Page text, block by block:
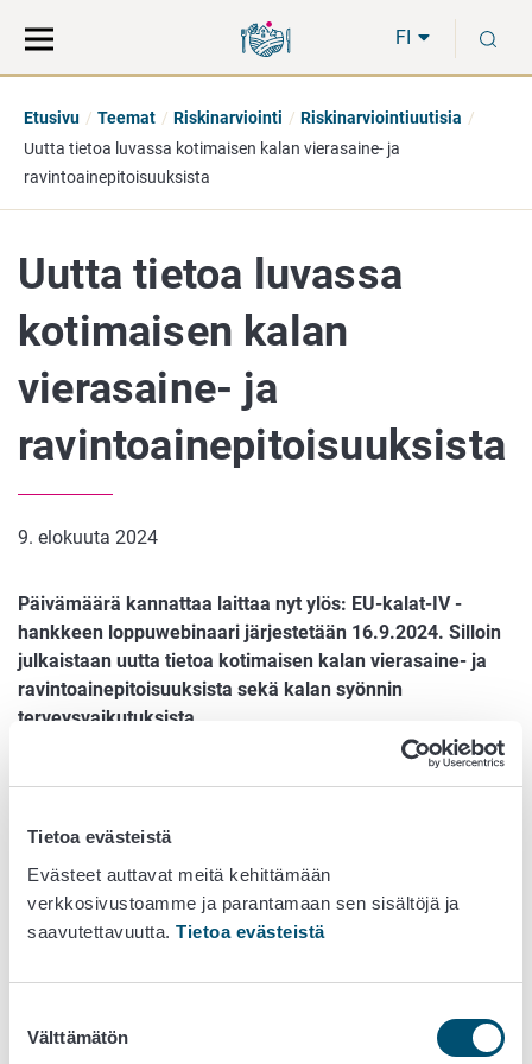
Tietoa evästeistä
Evästeet auttavat meitä kehittämään
verkkosivustoamme ja parantamaan sen sisältöjä ja
saavutettavuutta. Tietoa evästeistä
valinta
Välttämätön
suoraan
sisältöön
koko
sivuston
FI
Etusivu Teemat Riskinarviointi
Riskinarviointiuutisia
Uutta tietoa luvassa kotimaisen kalan vierasaine- ja
ravintoainepitoisuuksista
Uutta tietoa luvassa
kotimaisen kalan
vierasaine- ja
ravintoainepitoisuuksista
9. elokuuta 2024
Päivämäärä kannattaa laittaa nyt ylös: EU-kalat-IV -
hankkeen loppuwebinaari järjestetään 16.9.2024. Silloin
julkaistaan uutta tietoa kotimaisen kalan vierasaine- ja
ravintoainepitoisuuksista sekä kalan syönnin
terveysvaikutuksista.
EU-kalat IV -projektissa on tutkittu sekä terveydelle
haitallisten että hyödyllisten aineiden pitoisuuksia
tutkimuksissa on ilmennyt, että monien
ympäristömyrkkyjen pitoisuudet kotimaisessa kalassa ovat
pienentyneet 2000-luvun alkuvuosista. Toisaalta Euroopan
elintarviketurvallisuusviranomainen EFSA on viime vuosina